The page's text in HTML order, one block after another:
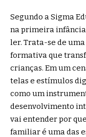
Segundo a Sigma
na primeira
ler. Trata-se de
formativa que
crianças. Em um
telas e estímulos
como um
desenvolvimento
vai entender por
familiar é uma das